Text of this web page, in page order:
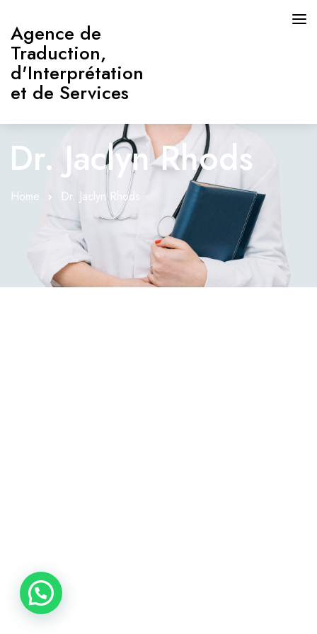
Agence de
Traduction,
d'Interprétation
et de Services
Dr. Jaclyn Rhods
Home Dr. Jaclyn Rhods